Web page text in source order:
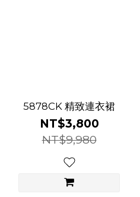
5878CK 精致連衣裙
NT$3,800
NT$9,980